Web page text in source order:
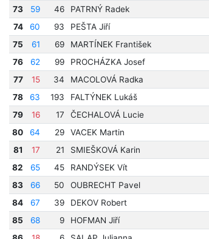
73
59 46 PATRNÝ Radek
74
60 93 PEŠTA Jiří
75
61 69 MARTÍNEK František
76
62 99 PROCHÁZKA Josef
77
15 34 MACOLOVÁ Radka
78
63 193 FALTÝNEK Lukáš
79
16 17 ČECHALOVÁ Lucie
80
64 29 VACEK Martin
81
17 21 SMIEŠKOVÁ Karin
82
65 45 RANDÝSEK Vít
83
66 50 OUBRECHT Pavel
84
67 39 DEKOV Robert
85
68 9 HOFMAN Jiří